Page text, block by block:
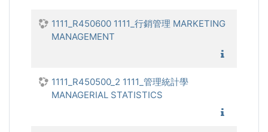
1111_R450600 1111_行銷管理 MARKETING
MANAGEMENT
1111_R450500_2 1111_管理統計學
MANAGERIAL STATISTICS